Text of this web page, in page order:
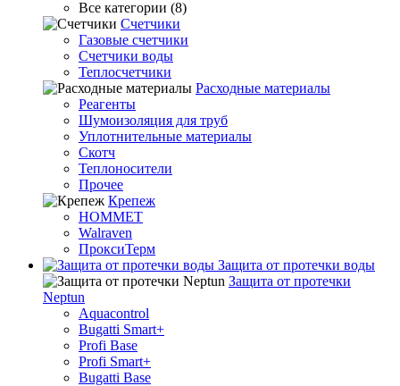
Все категории (8)
Счетчики
Газовые счетчики
Счетчики воды
Теплосчетчики
Расходные материалы
Реагенты
Шумоизоляция для труб
Уплотнительные материалы
Скотч
Теплоносители
Прочее
Крепеж
HOMMET
Walraven
ПроксиТерм
Защита от протечки воды
Защита от протечки
Neptun
Aquacontrol
Bugatti Smart+
Profi Base
Profi Smart+
Bugatti Base